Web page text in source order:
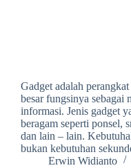
Gadget adalah
besar fungsinya sebagai
informasi. Jenis gadget
beragam seperti ponsel,
dan lain – lain.
bukan kebutuhan
Erwin Widianto